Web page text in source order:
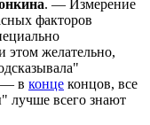
. — Измерение
факторов
этом желательно,
— в конце концов, все
лучше всего знают